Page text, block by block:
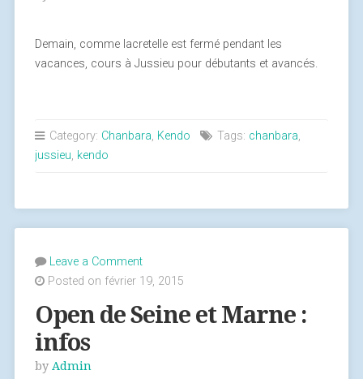
Demain, comme lacretelle est fermé pendant les
vacances, cours à Jussieu pour débutants et avancés.
Category: Chanbara, Kendo Tags: chanbara,
jussieu, kendo
Leave a Comment
Posted on février 19, 2015
Open de Seine et Marne :
infos
by Admin